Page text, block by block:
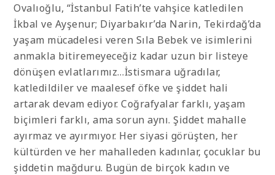
Ovalıoğlu, “İstanbul Fatih’te vahşice katledilen
İkbal ve Ayşenur; Diyarbakır’da Narin, Tekirdağ’da
yaşam mücadelesi veren Sıla Bebek ve isimlerini
anmakla bitiremeyeceğiz kadar uzun bir listeye
dönüşen evlatlarımız…İstismara uğradılar,
katledildiler ve maalesef öfke ve şiddet hali
artarak devam ediyor. Coğrafyalar farklı, yaşam
biçimleri farklı, ama sorun aynı. Şiddet mahalle
ayırmaz ve ayırmıyor. Her siyasi görüşten, her
kültürden ve her mahalleden kadınlar, çocuklar bu
şiddetin mağduru. Bugün de birçok kadın ve